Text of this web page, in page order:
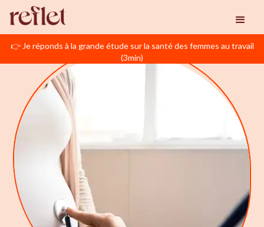
👉 Je réponds à la grande étude sur la santé des femmes au travail
(3min)